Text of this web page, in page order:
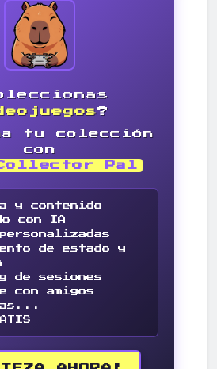
?
tu colección
con
Collector Pal
y contenido
con IA
de estado y
de sesiones
con amigos